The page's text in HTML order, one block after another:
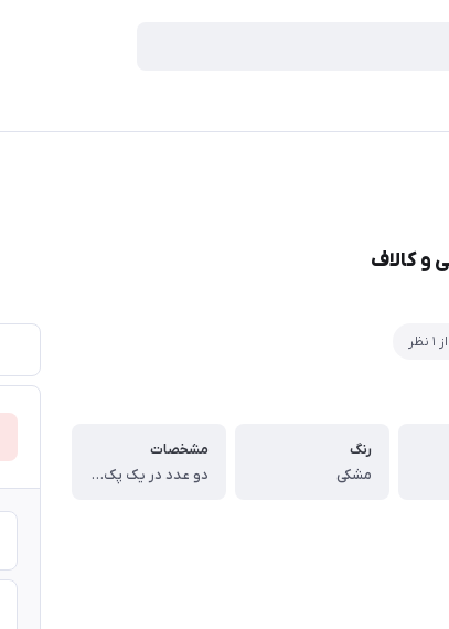
و کالاف
از 1 نظر
رنگ
مشکی
مشخصات
دو عدد در یک پک قابلیت تاچ روی گوشی سرعت سریع روی تاچ قابل استفاده برای گوشی و تبلت